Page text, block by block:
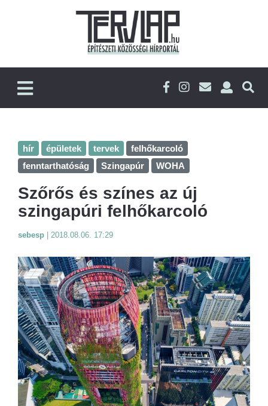
hír épületek tervek
felhőkarcoló
fenntarthatóság
Szingapúr WOHA
Szőrős és színes az új
szingapúri felhőkarcoló
sebesp 2018.08.06. 17:29